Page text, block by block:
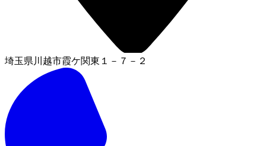
埼玉県川越市霞ケ関東１－７－２